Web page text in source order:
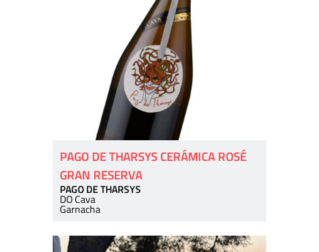
PAGO DE THARSYS CERÁMICA ROSÉ
GRAN RESERVA
PAGO DE THARSYS
DO Cava
Garnacha